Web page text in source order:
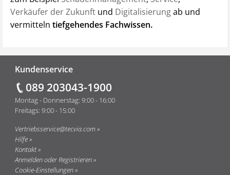
Verkäufer der Zukunft und Digitalisierungab und
vermitteln tiefgehendes Fachwissen.
Kundenservice
089 203043-1900
Montag - Donnerstag: 9:00 - 16:00
Freitags: 9:00 - 15:00
Vertriebsservice@tecvia.com
Hilfe
Kontakt
Anmelden oder Registrieren
Cookie-Einstellungen